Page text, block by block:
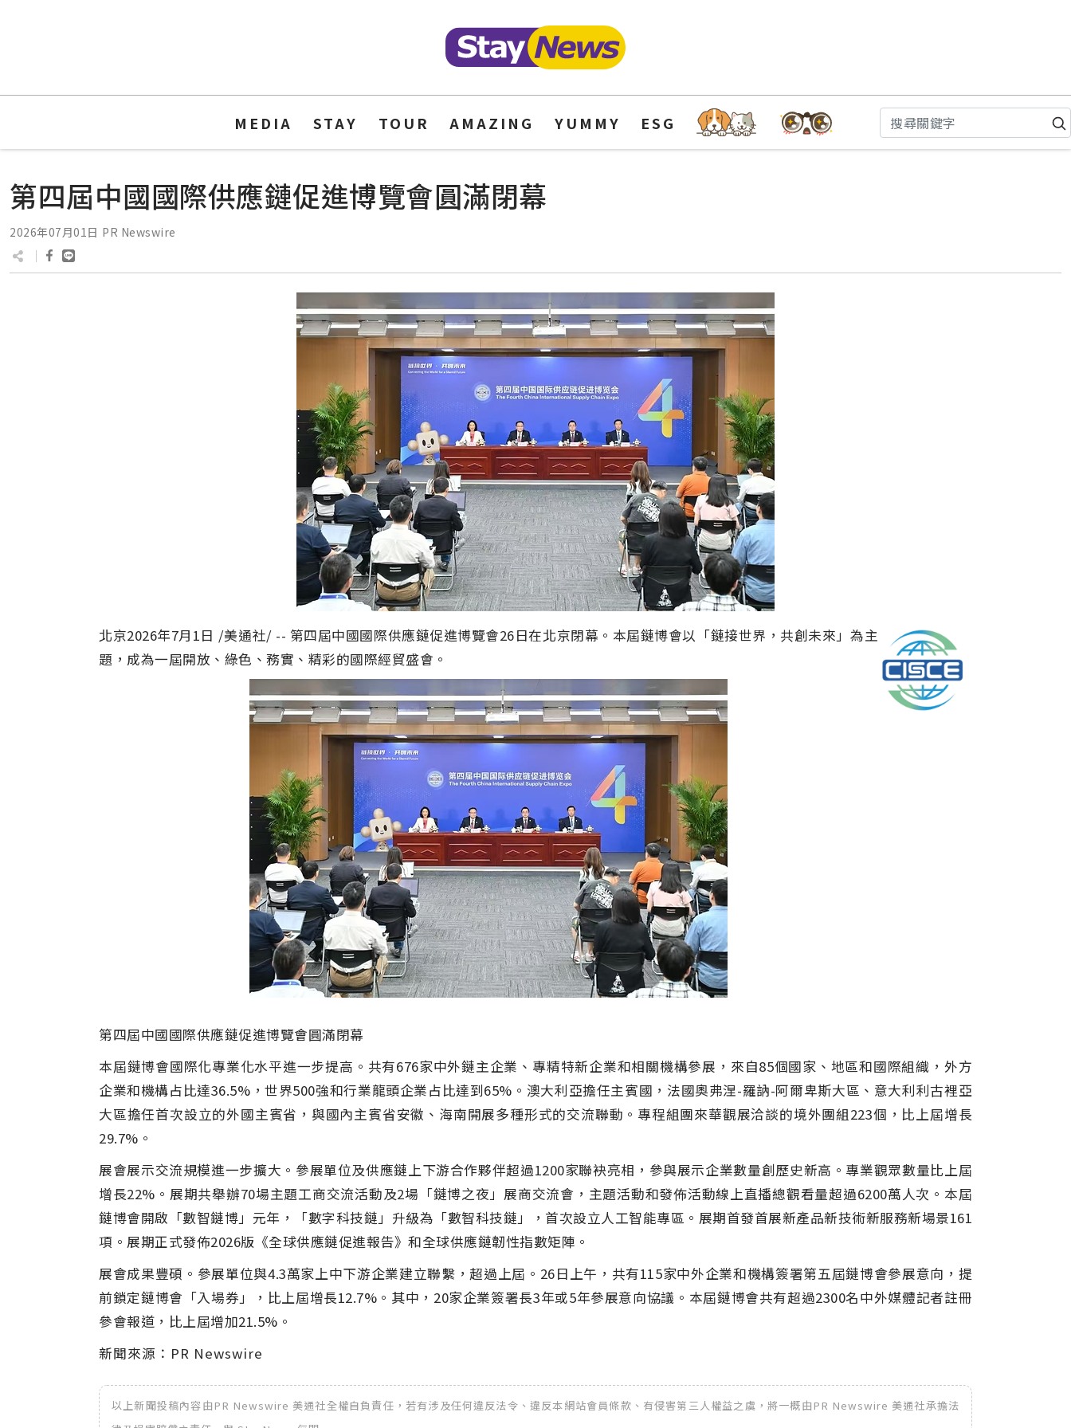
MEDIA STAY TOUR AMAZING YUMMY ESG
第四屆中國國際供應鏈促進博覽會圓滿閉幕
2026年07月01日 PR Newswire
北京2026年7月1日 /美通社/ -- 第四屆中國國際供應鏈促進博覽會26日在北京閉幕。本屆鏈博會以「鏈接世界，共創未來」 為主
題，成為一屆開放、綠色、務實、精彩的國際經貿盛會。
第四屆中國國際供應鏈促進博覽會圓滿閉幕
本屆鏈博會國際化專業化水平進一步提高。共有676家中外鏈主企業、專精特新企業和相關機構參展，來自85個國家、地區和國際組織，外方
企業和機構占比達36.5% ，世界500強和行業龍頭企業占比達到65% 。澳大利亞擔任主賓國，法國奧弗涅-羅訥-阿爾卑斯大區、意大利利古裡亞
大區擔任首次設立的外國主賓省，與國內主賓省安徽、海南開展多種形式的交流聯動。專程組團來華觀展洽談的境外團組223個，比上屆增長
29.7% 。
展會展示交流規模進一步擴大。參展單位及供應鏈上下游合作夥伴超過1200家聯袂亮相，參與展示企業數量創歷史新高。專業觀眾數量比上屆
增長22% 。展期共舉辦70場主題工商交流活動及2場「鏈博之夜」 展商交流會，主題活動和發佈活動線上直播總觀看量超過6200萬人次。本屆
鏈博會開啟「數智鏈博」 元年，「數字科技鏈」 升級為「數智科技鏈」 ，首次設立人工智能專區。展期首發首展新產品新技術新服務新場景161
項。展期正式發佈2026版《全球供應鏈促進報告》和全球供應鏈韌性指數矩陣。
展會成果豐碩。參展單位與4.3萬家上中下游企業建立聯繫，超過上屆。 26日上午，共有115家中外企業和機構簽署第五屆鏈博會參展意向，提
前鎖定鏈博會「入場券」 ，比上屆增長12.7% 。其中， 20家企業簽署長3年或5年參展意向協議。本屆鏈博會共有超過2300名中外媒體記者註冊
參會報道，比上屆增加21.5% 。
新聞來源：PR Newswire
以上新聞投稿內容由PR Newswire 美通社全權自負責任，若有涉及任何違反法令、違反本網站會員條款、有侵害第三人權益之虞，將一概由PR Newswire 美通社承擔法